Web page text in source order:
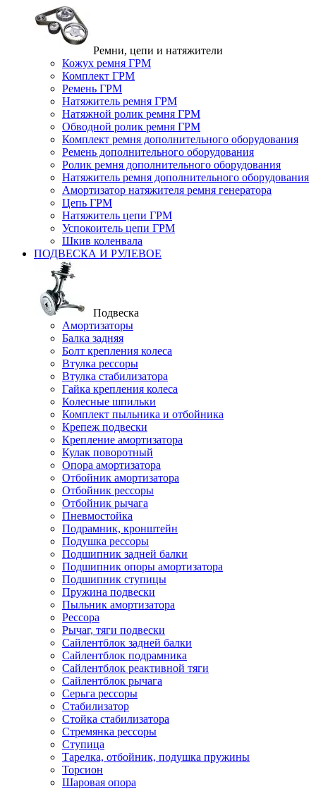
Ремни, цепи и натяжители
Кожух ремня ГРМ
Комплект ГРМ
Ремень ГРМ
Натяжитель ремня ГРМ
Натяжной ролик ремня ГРМ
Обводной ролик ремня ГРМ
Комплект ремня дополнительного оборудования
Ремень дополнительного оборудования
Ролик ремня дополнительного оборудования
Натяжитель ремня дополнительного оборудования
Амортизатор натяжителя ремня генератора
Цепь ГРМ
Натяжитель цепи ГРМ
Успокоитель цепи ГРМ
Шкив коленвала
ПОДВЕСКА И РУЛЕВОЕ
Подвеска
Амортизаторы
Балка задняя
Болт крепления колеса
Втулка рессоры
Втулка стабилизатора
Гайка крепления колеса
Колесные шпильки
Комплект пыльника и отбойника
Крепеж подвески
Крепление амортизатора
Кулак поворотный
Опора амортизатора
Отбойник амортизатора
Отбойник рессоры
Отбойник рычага
Пневмостойка
Подрамник, кронштейн
Подушка рессоры
Подшипник задней балки
Подшипник опоры амортизатора
Подшипник ступицы
Пружина подвески
Пыльник амортизатора
Рессора
Рычаг, тяги подвески
Сайлентблок задней балки
Сайлентблок подрамника
Сайлентблок реактивной тяги
Сайлентблок рычага
Серьга рессоры
Стабилизатор
Стойка стабилизатора
Стремянка рессоры
Ступица
Тарелка, отбойник, подушка пружины
Торсион
Шаровая опора